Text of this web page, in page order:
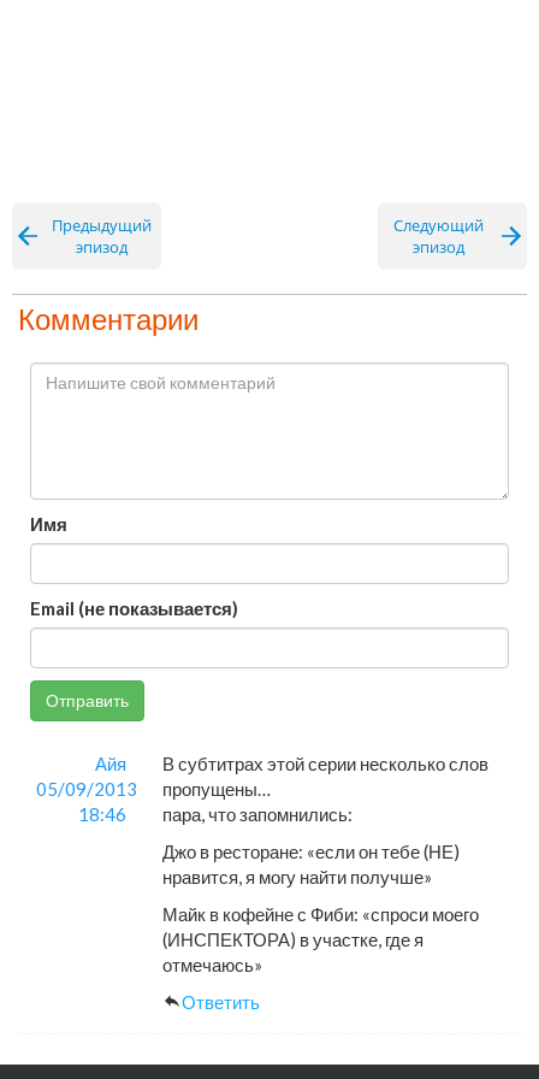
Предыдущий
эпизод
Следующий
эпизод
Комментарии
Имя
Email (не показывается)
Отправить
Айя
05/09/2013
18:46
В субтитрах этой серии несколько слов
пропущены…
пара, что запомнились:
Джо в ресторане: «если он тебе (НЕ)
нравится, я могу найти получше»
Майк в кофейне с Фиби: «спроси моего
(ИНСПЕКТОРА) в участке, где я
отмечаюсь»
Ответить